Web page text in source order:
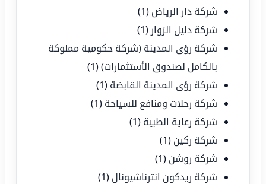
شركة دار الرياض (1)
شركة دليل الزوار (1)
شركة رؤى المدينة (شركة حكومية مملوكة
بالكامل لصندوق الأستثمارات)(1)
شركة رؤى المدينة القابضة (1)
شركة رحلات ومنافع للسياحة (1)
شركة رعاية الطبية (1)
شركة ركين (1)
شركة روشن (1)
شركة ريدكون انترناشيونال (1)